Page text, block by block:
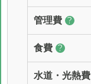
管理費 ?
食費 ?
水道・光熱費